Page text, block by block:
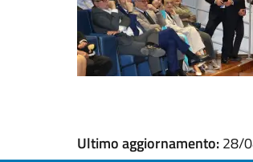
Ultimo aggiornamento:28/